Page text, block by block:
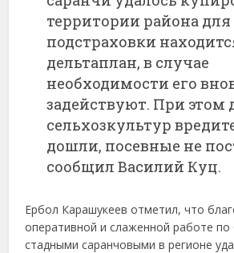
территории района для
подстраховки
дельтаплан, в случае
необходимости его
задействуют. При этом
сельхозкультур
дошли, посевные не
сообщил Василий Куц.
Ербол Карашукеев отметил, что
оперативной и слаженной работе по
стадными саранчовыми в регионе